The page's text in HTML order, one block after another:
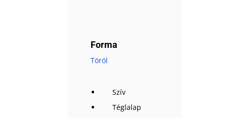
Forma
Töröl
Szív
Téglalap